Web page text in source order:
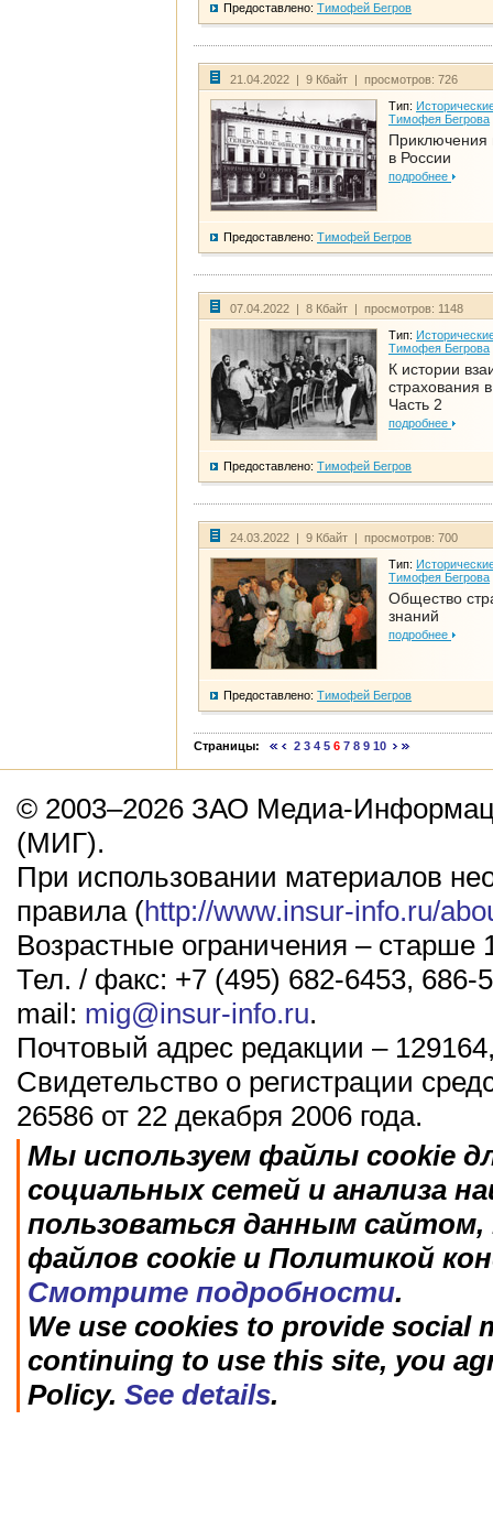
Предоставлено: Тимофей Бегров
21.04.2022 | 9 Кбайт | просмотров: 726
Тип:
Тимофея Бегрова
Приключения
в России
подробнее
Предоставлено: Тимофей Бегров
07.04.2022 | 8 Кбайт | просмотров: 1148
Тип:
Тимофея Бегрова
К истории
страхования
Часть 2
подробнее
Предоставлено: Тимофей Бегров
24.03.2022 | 9 Кбайт | просмотров: 700
Тип:
Тимофея Бегрова
Общество
знаний
подробнее
Предоставлено: Тимофей Бегров
Страницы: 2 3 4 5 6 7 8 9 10
© 2003–2026 ЗАО Медиа-
(МИГ).
При использовании материалов
правила (http://www.insur-info.ru/
Возрастные ограничения – старше
Тел. / факс: +7 (495) 682-6453, 686-
mail: mig@insur-info.ru.
Почтовый адрес редакции –
Свидетельство о регистрации
26586 от 22 декабря 2006 года.
Мы используем файлы cookie
социальных сетей и анализа
пользоваться данным
файлов cookie и Политикой
Смотрите подробности.
We use cookies to provide social
continuing to use this site, you
Policy. See details.